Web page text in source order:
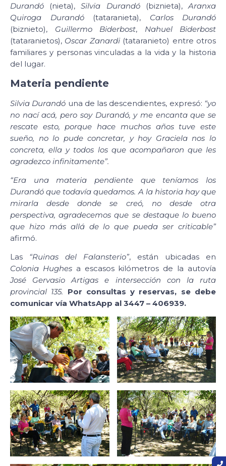
Durandó (nieta),Silvia Durandó(biznieta),Aranxa
Quiroga Durandó(tataranieta), Carlos Durandó
(biznieto), Guillermo Biderbost, Nahuel Biderbost
(tataranietos), Oscar Zanardi (tataranieto) entre otros
familiares y personas vinculadas a la vida y la historia
del lugar.
Materia pendiente
Silvia Durandó una de las descendientes, expresó: “yo
no nací acá, pero soy Durandó, y me encanta que se
rescate esto, porque hace muchos años tuve este
sueño, no lo pude concretar, y hoy Graciela nos lo
concreta, ella y todos los que acompañaron que les
agradezco infinitamente”.
“Era una materia pendiente que teníamos los
Durandó que todavía quedamos. A la historia hay que
mirarla desde donde se creó, no desde otra
perspectiva, agradecemos que se destaque lo bueno
que hizo más allá de lo que pueda ser criticable”
afirmó.
Las “Ruinas del Falansterio”, están ubicadas en
Colonia Hughesa escasos kilómetros de la autovía
José Gervasio Artigas e intersección con la ruta
provincial 135. Por consultas y reservas, se debe
comunicar vía WhatsApp al 3447 – 406939.